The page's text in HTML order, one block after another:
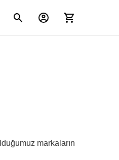
markaların